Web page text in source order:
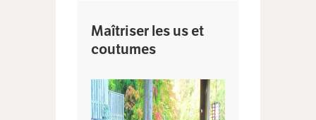
Maîtriser les us et
coutumes